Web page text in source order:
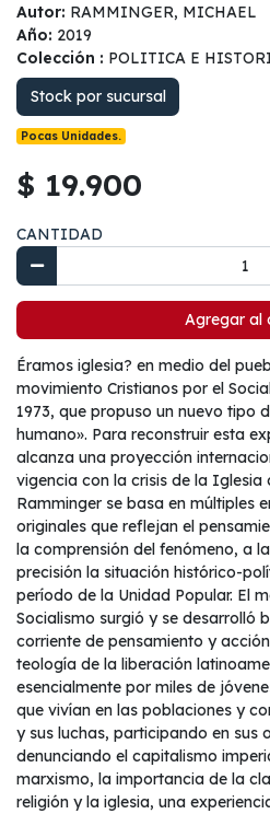
Autor: RAMMINGER, MICHAEL
Año: 2019
Colección : POLITICA E
Stock por sucursal
Pocas Unidades.
$ 19.900
CANTIDAD
Agregar al
Éramos iglesia? en medio del
movimiento Cristianos por el
1973, que propuso un nuevo tipo
humano». Para reconstruir esta
alcanza una proyección
vigencia con la crisis de la Iglesia
Ramminger se basa en múltiples
originales que reflejan el
la comprensión del fenómeno, a
precisión la situación histórico-
período de la Unidad Popular. El
Socialismo surgió y se desarrolló
corriente de pensamiento y
teología de la liberación
esencialmente por miles de
que vivían en las poblaciones y
y sus luchas, participando en sus
denunciando el capitalismo
marxismo, la importancia de la
religión y la iglesia, una